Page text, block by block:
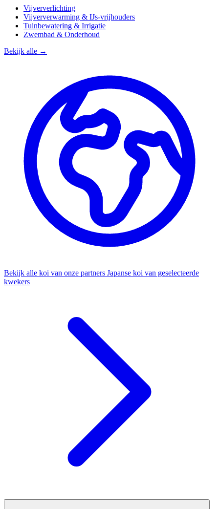
Vijververlichting
Vijververwarming & IJs-vrijhouders
Tuinbewatering & Irrigatie
Zwembad & Onderhoud
Bekijk alle →
Bekijk alle koi van onze partners Japanse koi van geselecteerde
kwekers